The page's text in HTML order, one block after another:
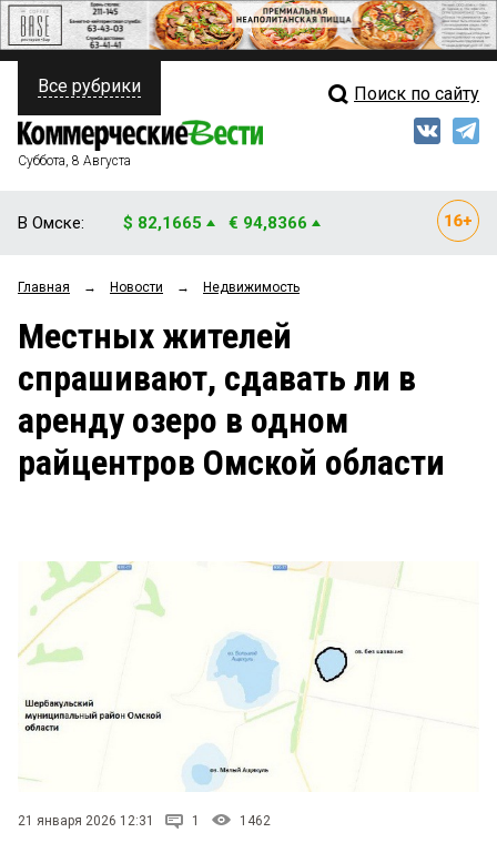
ПОЛИТИКА
ФИНАНСЫ
ОБЩЕСТВО
ЗАКОН
НОВОСТИ КОМПАНИЙ
ПРОИСШЕСТВИЯ
Свежий выпуск
Мнения
Блоги
Архив
Все рубрики Поиск по сайту
Суббота, 8 Августа
В Омске: $ 82,1665 € 94,8366
Главная → Новости → Недвижимость
Местных жителей
спрашивают, сдавать ли в
аренду озеро в одном
райцентров Омской области
21 января 2026 12:31 1 1462